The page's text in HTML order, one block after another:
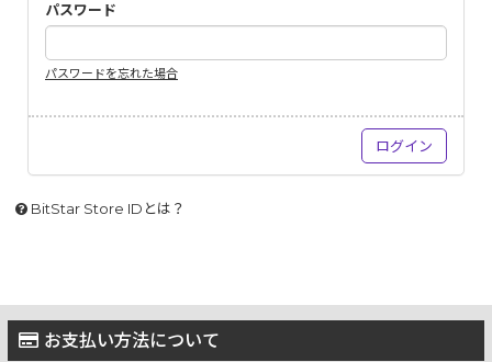
パスワード
パスワードを忘れた場合
BitStar Store IDとは？
お支払い方法について